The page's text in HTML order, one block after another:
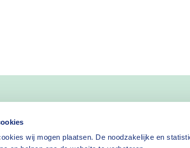
wij mogen plaatsen. De noodzakelijke en
Nieuwsbrief aanvragen